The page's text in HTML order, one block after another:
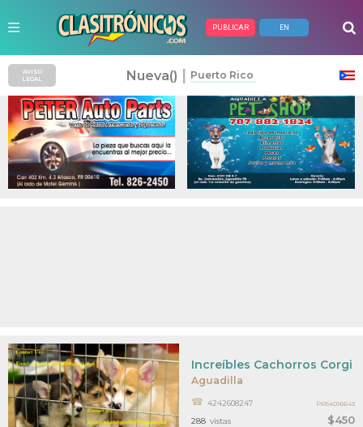
PUBLICAR EN
Anuncios Pagados
Aguadilla
$450
Increíbles Cachorros Corgi
4242608247
288 vistas
PR54016643
AVISO
LEGAL
Nueva() Puerto Rico